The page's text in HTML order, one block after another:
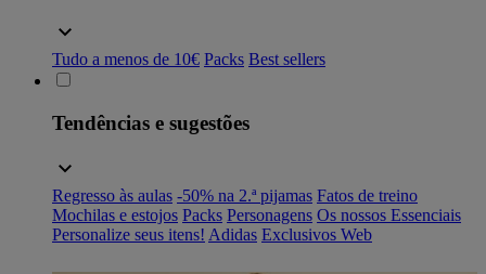
Tudo a menos de 10€ Packs Best sellers
Tendências e sugestões
Regresso às aulas -50% na 2.ª pijamas Fatos de treino
Mochilas e estojos Packs Personagens Os nossos Essenciais
Personalize seus itens! Adidas Exclusivos Web